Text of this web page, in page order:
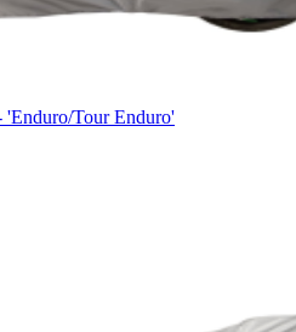
Tour Enduro'